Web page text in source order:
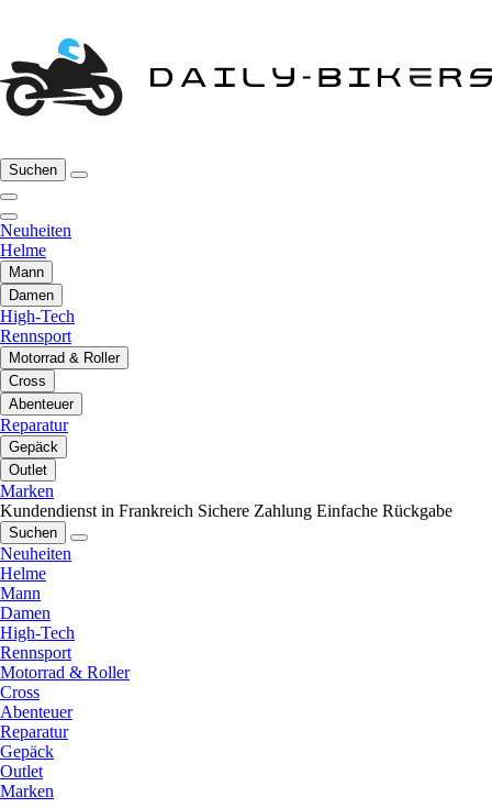
Suchen
Neuheiten
Helme
Mann
Damen
High-Tech
Rennsport
Motorrad & Roller
Cross
Abenteuer
Reparatur
Gepäck
Outlet
Marken
Kundendienst in Frankreich Sichere Zahlung Einfache Rückgabe
Suchen
Neuheiten
Helme
Mann
Damen
High-Tech
Rennsport
Motorrad & Roller
Cross
Abenteuer
Reparatur
Gepäck
Outlet
Marken